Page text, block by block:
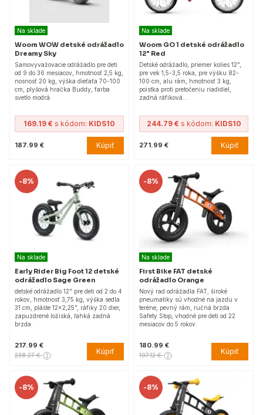
Na sklade
Woom WOW detské odrážadlo
Dreamy Sky
Samovyvažovacie odrážadlo pre deti
od 9 do 36 mesiacov, hmotnosť 2,5 kg,
nosnosť 20 kg, výška dieťaťa 70-100
cm, plyšová hračka Buddy, farba
svetlo modrá.
169.19 € s kódom: KIDS10
187.99 € Kúpiť
Na sklade
Woom GO 1 detské odrážadlo
12" Red
Detské odrážadlo, priemer kolies 12",
pre vek 1,5-3,5 roka, pre výšku 82-
100 cm, alu rám, hmotnosť 3 kg,
poistka proti pretočeniu riadidiel,
zadná ráfiková…
244.79 € s kódom: KIDS10
271.99 € Kúpiť
-8%
Na sklade
Early Rider Big Foot 12 detské
odrážadlo Sage Green
detské odrážadlo 12" pre deti od 2 do 4
rokov, hmotnosť 3,75 kg, výška sedla
31 cm, plášte 12x2,25", ráfiky 20 dier,
zapuzdrené ložiská, ľahká zadná
brzda.
217.99 €
238.27 € Kúpiť
-8%
Na sklade
First Bike FAT detské
odrážadlo Orange
Nový rad odrážadla FAT, široké
pneumatiky sú vhodné na jazdu v
teréne, pevný rám, ručná brzda
Safety Stop, vhodné pre deti od 22
mesiacov do 5 rokov.
180.99 €
197.12 € Kúpiť
-8% -8%